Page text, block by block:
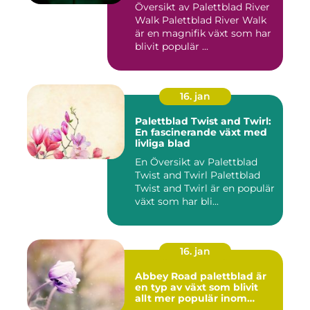
Översikt av Palettblad River
Walk Palettblad River Walk
är en magnifik växt som har
blivit populär ...
16. jan
Palettblad Twist and Twirl:
En fascinerande växt med
livliga blad
En Översikt av Palettblad
Twist and Twirl Palettblad
Twist and Twirl är en populär
växt som har bli...
16. jan
Abbey Road palettblad är
en typ av växt som blivit
allt mer populär inom